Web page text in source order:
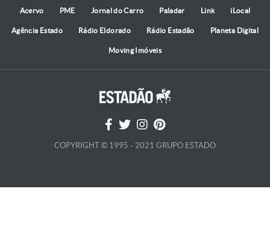
Acervo PME Jornal do Carro Paladar Link iLocal
Agência Estado Rádio Eldorado Rádio Estadão Planeta Digital
Moving Imóveis
COPYRIGHT © 1995 - 2021 GRUPO ESTADO